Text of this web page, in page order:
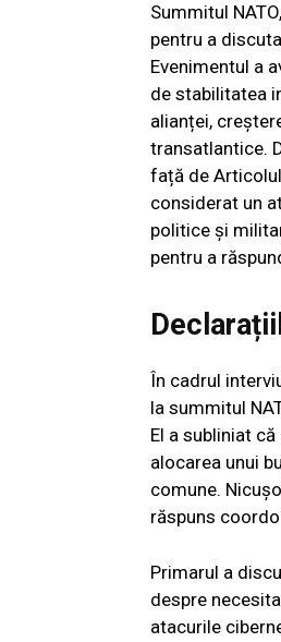
Summitul
pentru a
Evenimentul a
de stabilitatea
alianței,
transatlantice.
față de
considerat un
politice și
pentru a
În cadrul
la summitul
El a subliniat
alocarea unui
comune.
răspuns
Primarul a
despre
atacurile